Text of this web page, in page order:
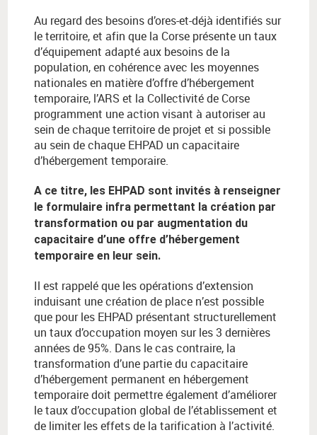
Au regard des besoins d’ores-et-déjà identifiés sur
le territoire, et afin que la Corse présente un taux
d’équipement adapté aux besoins de la
population, en cohérence avec les moyennes
nationales en matière d’offre d’hébergement
temporaire, l’ARS et la Collectivité de Corse
programment une action visant à autoriser au
sein de chaque territoire de projet et si possible
au sein de chaque EHPAD un capacitaire
d’hébergement temporaire.
A ce titre, les EHPAD sont invités à renseigner
le formulaire infra permettant la création par
transformation ou par augmentation du
capacitaire d’une offre d’hébergement
temporaire en leur sein.
Il est rappelé que les opérations d’extension
induisant une création de place n’est possible
que pour les EHPAD présentant structurellement
un taux d’occupation moyen sur les 3 dernières
années de 95%. Dans le cas contraire, la
transformation d’une partie du capacitaire
d’hébergement permanent en hébergement
temporaire doit permettre également d’améliorer
le taux d’occupation global de l’établissement et
de limiter les effets de la tarification à l’activité.